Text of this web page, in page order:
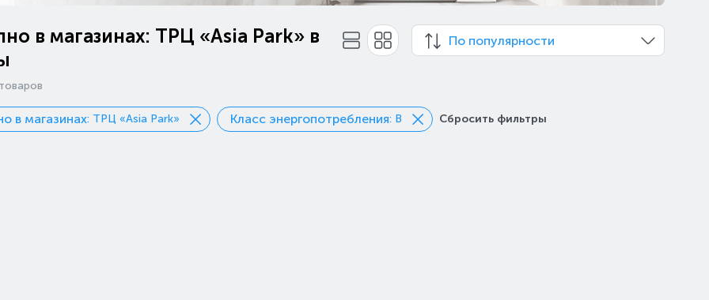
в магазинах: ТРЦ «Asia Park» в
По популярности
в магазинах: ТРЦ «Asia Park» Класс энергопотребления: B Сбросить фильтры